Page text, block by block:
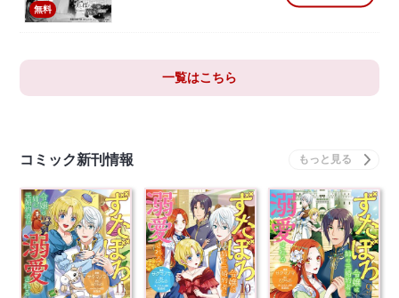
無料
一覧はこちら
コミック新刊情報